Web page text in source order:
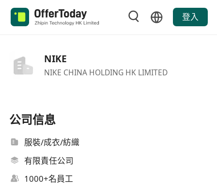
登入
NIKE
NIKE CHINA HOLDING HK LIMITED
公司信息
服裝/成衣/紡織
有限責任公司
1000+名員工